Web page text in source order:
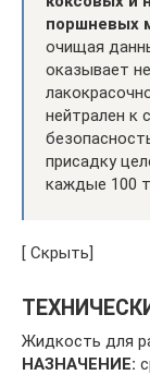
поршневых
очищая
оказывает
нейтрален к
присадку
каждые 100
[ Скрыть]
Жидкость для
НАЗНАЧЕНИЕ: